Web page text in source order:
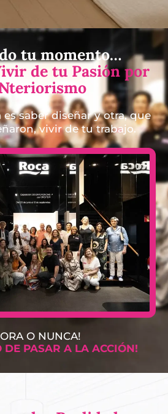
tu momento…
de tu Pasión por
saber diseñar y otra, que
vivir de tu trabajo.
O NUNCA!
DE PASAR A LA ACCIÓN!